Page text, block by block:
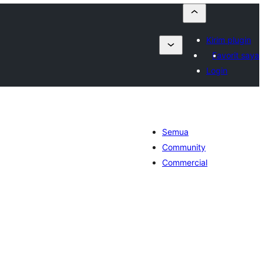
Kirim plugin
Favorit saya
Login
Semua
Community
Commercial